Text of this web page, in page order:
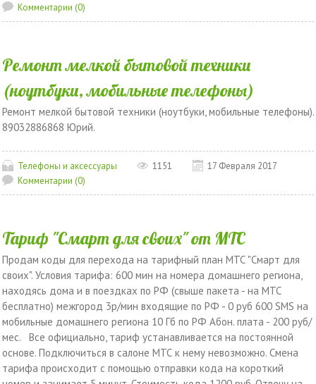
Комментарии (0)
Ремонт мелкой бытовой техники
(ноутбуки, мобильные телефоны)
Ремонт мелкой бытовой техники (ноутбуки, мобильные телефоны).
89032886868 Юрий.
Телефоны и аксессуары 1151
17 Февраля 2017
Комментарии (0)
Тариф "Смарт для своих" от МТС
Продам коды для перехода на тарифный план МТС "Смарт для
своих". Условия тарифа: 600 мин на номера домашнего региона,
находясь дома и в поездках по РФ (свыше пакета - на МТС
бесплатно) межгород 3р/мин входящие по РФ - 0 руб 600 SMS на
мобильные домашнего региона 10 Гб по РФ Абон. плата - 200 руб/
мес. Все официально, тариф устанавливается на постоянной
основе. Подключиться в салоне МТС к нему невозможно. Смена
тарифа происходит с помощью отправки кода на короткий